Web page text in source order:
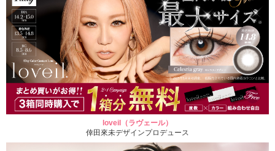
loveil（ラヴェール）
倖田來未デザインプロデュース